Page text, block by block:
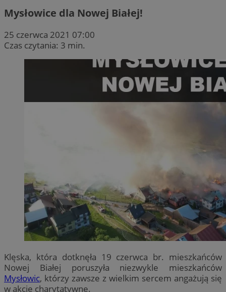
Mysłowice dla Nowej Białej!
25 czerwca 2021 07:00
Czas czytania: 3 min.
Klęska, która dotknęła 19 czerwca br. mieszkańców
Nowej Białej poruszyła niezwykle mieszkańców
Mysłowic, którzy zawsze z wielkim sercem angażują się
w akcje charytatywne.